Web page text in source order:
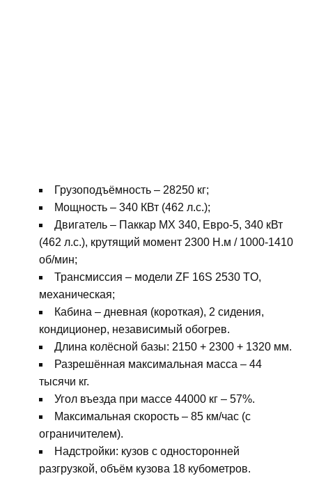
Грузоподъёмность – 28250 кг;
Мощность – 340 КВт (462 л.с.);
Двигатель – Паккар MX 340, Eвро-5, 340 кВт
(462 л.с.), крутящий момент 2300 Н.м / 1000-1410
об/мин;
Трансмиссия – модели ZF 16S 2530 TO,
механическая;
Кабина – дневная (короткая), 2 сидения,
кондиционер, независимый обогрев.
Длина колёсной базы: 2150 + 2300 + 1320 мм.
Разрешённая максимальная масса – 44
тысячи кг.
Угол въезда при массе 44000 кг – 57%.
Максимальная скорость – 85 км/час (с
ограничителем).
Надстройки: кузов с односторонней
разгрузкой, объём кузова 18 кубометров.